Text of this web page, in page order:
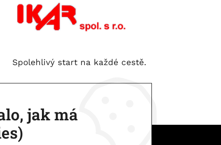
Spolehlivý start na každé cestě.
jak má